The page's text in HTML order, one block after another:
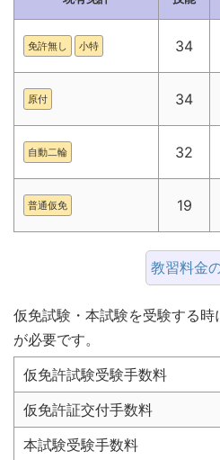
免許無し 小特 34
原付 34
自動二輪 32
普通仮免 19
教習料金
仮免試験・本試験を受験する時
が必要です。
仮免許試験受験手数料
仮免許証交付手数料
本試験受験手数料